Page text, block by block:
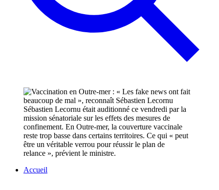
Sébastien Lecornu était auditionné ce vendredi par la
mission sénatoriale sur les effets des mesures de
confinement. En Outre-mer, la couverture vaccinale
reste trop basse dans certains territoires. Ce qui « peut
être un véritable verrou pour réussir le plan de
relance », prévient le ministre.
Accueil